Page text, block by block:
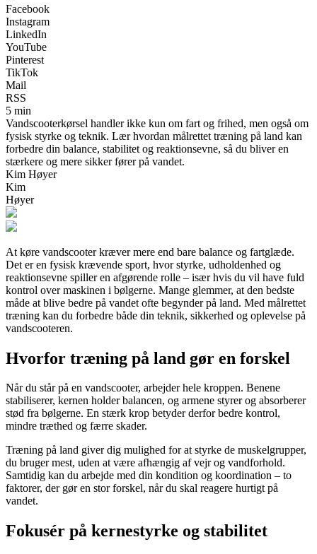
Facebook
Instagram
LinkedIn
YouTube
Pinterest
TikTok
Mail
RSS
5 min
Vandscooterkørsel handler ikke kun om fart og frihed, men også om
fysisk styrke og teknik. Lær hvordan målrettet træning på land kan
forbedre din balance, stabilitet og reaktionsevne, så du bliver en
stærkere og mere sikker fører på vandet.
Kim Høyer
Kim
Høyer
At køre vandscooter kræver mere end bare balance og fartglæde.
Det er en fysisk krævende sport, hvor styrke, udholdenhed og
reaktionsevne spiller en afgørende rolle – især hvis du vil have fuld
kontrol over maskinen i bølgerne. Mange glemmer, at den bedste
måde at blive bedre på vandet ofte begynder på land. Med målrettet
træning kan du forbedre både din teknik, sikkerhed og oplevelse på
vandscooteren.
Hvorfor træning på land gør en forskel
Når du står på en vandscooter, arbejder hele kroppen. Benene
stabiliserer, kernen holder balancen, og armene styrer og absorberer
stød fra bølgerne. En stærk krop betyder derfor bedre kontrol,
mindre træthed og færre skader.
Træning på land giver dig mulighed for at styrke de muskelgrupper,
du bruger mest, uden at være afhængig af vejr og vandforhold.
Samtidig kan du arbejde med din kondition og koordination – to
faktorer, der gør en stor forskel, når du skal reagere hurtigt på
vandet.
Fokusér på kernestyrke og stabilitet